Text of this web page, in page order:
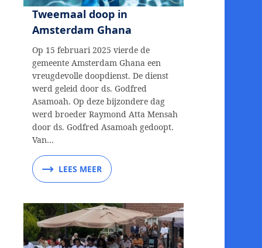
Tweemaal doop in
Amsterdam Ghana
Op 15 februari 2025 vierde de
gemeente Amsterdam Ghana een
vreugdevolle doopdienst. De dienst
werd geleid door ds. Godfred
Asamoah. Op deze bijzondere dag
werd broeder Raymond Atta Mensah
door ds. Godfred Asamoah gedoopt.
Van…
LEES MEER